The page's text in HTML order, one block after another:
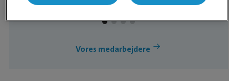
på en lang række kurser i både ind- og udland i
disse emner. På Evidensia Slotsbyen Dyreklinik
ortopædi, men også kikkertundersøgelser og -
Vores medarbejdere